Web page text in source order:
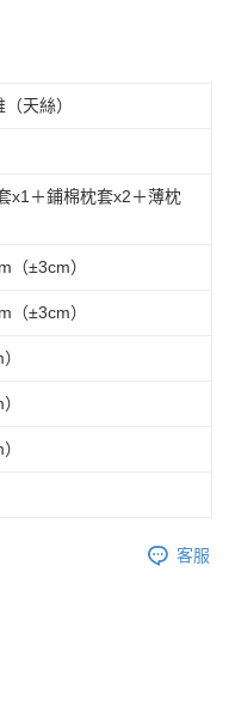
天絲）
x1＋鋪棉枕套x2＋薄枕
（±3cm）
（±3cm）
客服